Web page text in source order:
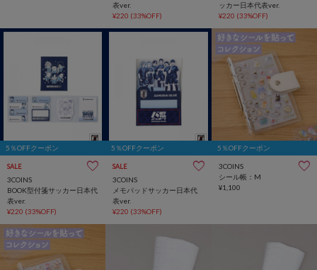
表ver.
¥220 (33%OFF)
ッカー日本代表ver.
¥220 (33%OFF)
5％OFFクーポン
SALE
3COINS
BOOK型付箋サッカー日本代
表ver.
¥220 (33%OFF)
5％OFFクーポン
SALE
3COINS
メモパッドサッカー日本代
表ver.
¥220 (33%OFF)
5％OFFクーポン
3COINS
シール帳：M
¥1,100